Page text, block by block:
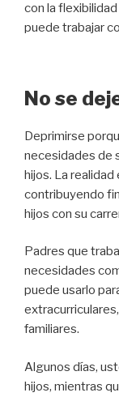
con la
puede trabajar
No se
Deprimirse
necesidades de
hijos. La
contribuyendo
hijos con su
Padres que
necesidades
puede usarlo
familiares.
Algunos días,
hijos, mientras